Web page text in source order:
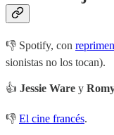
👎 Spotify, con
sionistas no los tocan).
👍 Jessie Ware y
👎 El cine francés.